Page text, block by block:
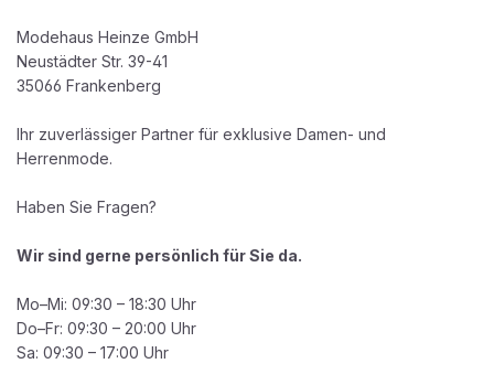
Modehaus Heinze GmbH
Neustädter Str. 39-41
35066 Frankenberg
Ihr zuverlässiger Partner für exklusive Damen- und
Herrenmode.
Haben Sie Fragen?
Wir sind gerne persönlich für Sie da.
Mo–Mi: 09:30 – 18:30 Uhr
Do–Fr: 09:30 – 20:00 Uhr
Sa: 09:30 – 17:00 Uhr